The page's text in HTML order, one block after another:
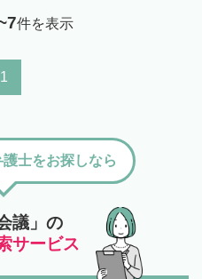
件を表示
1
議」の
サービス
士をお探しなら